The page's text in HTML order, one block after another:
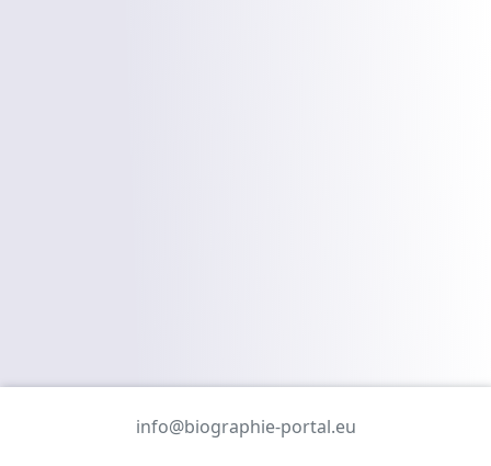
info@biographie-portal.eu